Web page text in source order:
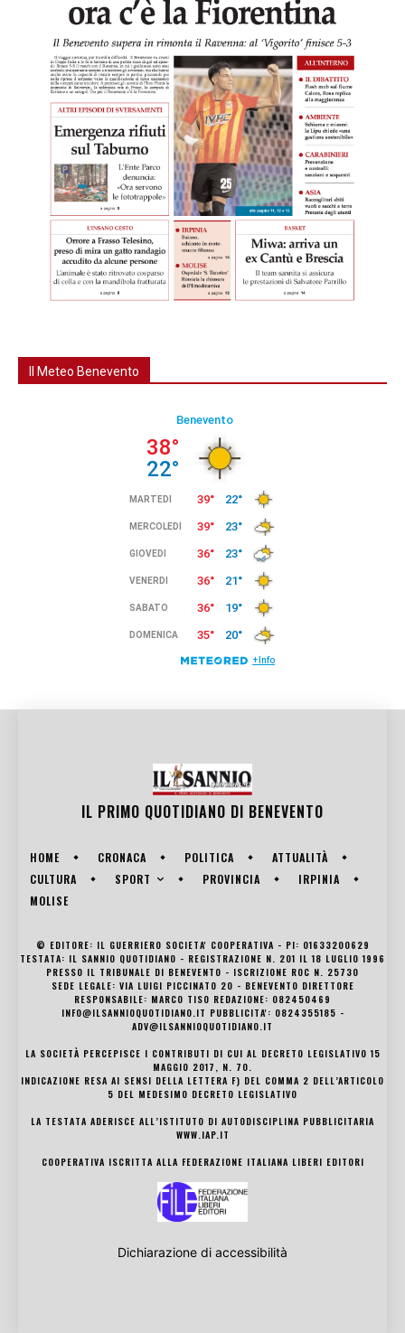
Il Meteo Benevento
IL PRIMO QUOTIDIANO DI BENEVENTO
HOME CRONACA POLITICA
ATTUALITÀ
CULTURA
SPORT PROVINCIA
IRPINIA
MOLISE
© EDITORE: IL GUERRIERO SOCIETA' COOPERATIVA - PI: 01633200629
TESTATA: IL SANNIO QUOTIDIANO - REGISTRAZIONE N. 201 IL 18 LUGLIO 1996
PRESSO IL TRIBUNALE DI BENEVENTO - ISCRIZIONE ROC N. 25730
SEDE LEGALE: VIA LUIGI PICCINATO 20 - BENEVENTO DIRETTORE
RESPONSABILE: MARCO TISO REDAZIONE: 082450469
INFO@ILSANNIOQUOTIDIANO.IT PUBBLICITA': 0824355185 -
ADV@ILSANNIOQUOTIDIANO.IT
LA SOCIETÀ PERCEPISCE I CONTRIBUTI DI CUI AL DECRETO LEGISLATIVO 15
MAGGIO 2017, N. 70.
INDICAZIONE RESA AI SENSI DELLA LETTERA F) DEL COMMA 2 DELL’ARTICOLO
5 DEL MEDESIMO DECRETO LEGISLATIVO
LA TESTATA ADERISCE ALL’ISTITUTO DI AUTODISCIPLINA PUBBLICITARIA
WWW.IAP.IT
COOPERATIVA ISCRITTA ALLA FEDERAZIONE ITALIANA LIBERI EDITORI
Dichiarazione di accessibilità